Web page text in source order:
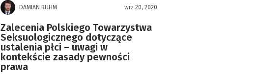
DAMIAN RUHM wrz 20, 2020
Zalecenia Polskiego Towarzystwa
Seksuologicznego dotyczące
ustalenia płci – uwagi w
kontekście zasady pewności
prawa